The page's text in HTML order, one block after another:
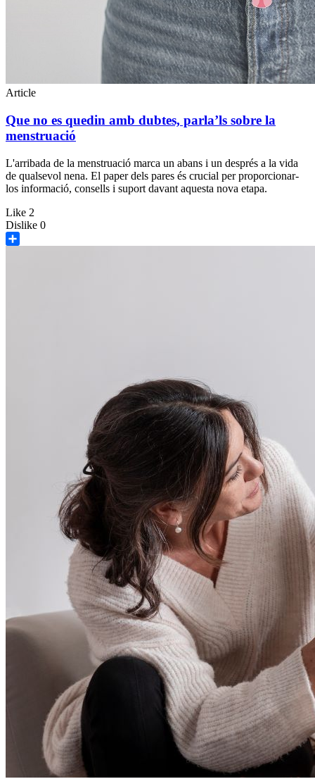
Article
Que no es quedin amb dubtes, parla’ls sobre la
menstruació
L'arribada de la menstruació marca un abans i un després a la vida
de qualsevol nena. El paper dels pares és crucial per proporcionar-
los informació, consells i suport davant aquesta nova etapa.
Like 2
Dislike 0